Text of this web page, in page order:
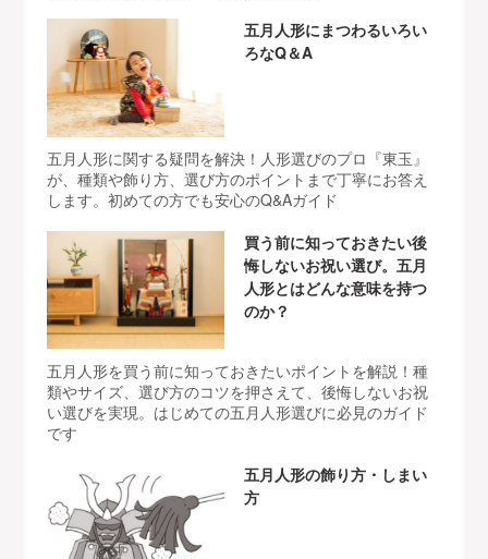
五月人形にまつわるいろい
ろなQ＆A
五月人形に関する疑問を解決！人形選びのプロ『東玉』
が、種類や飾り方、選び方のポイントまで丁寧にお答え
します。初めての方でも安心のQ&Aガイド
買う前に知っておきたい後
悔しないお祝い選び。五月
人形とはどんな意味を持つ
のか？
五月人形を買う前に知っておきたいポイントを解説！種
類やサイズ、選び方のコツを押さえて、後悔しないお祝
い選びを実現。はじめての五月人形選びに必見のガイド
です
五月人形の飾り方・しまい
方